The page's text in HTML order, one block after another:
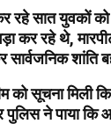
रहे सात युवकों
कर रहे थे,
शांति
सूचना मिली
ने पाया कि